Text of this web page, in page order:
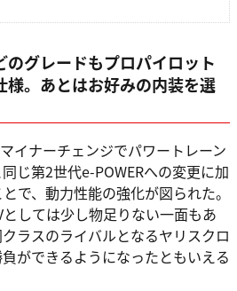
のグレードもプロパイロット
様。あとはお好みの内装を選
イナーチェンジでパワートレーン
じ第2世代e-POWERへの変更に加
で、動力性能の強化が図られた。
しては少し物足りない一面もあ
ラスのライバルとなるヤリスクロ
ができるようになったともいえる